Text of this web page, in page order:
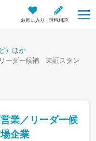
お気に入り 無料相談
）ほか
ーダー候補 東証スタン
業／リーダー候
企業